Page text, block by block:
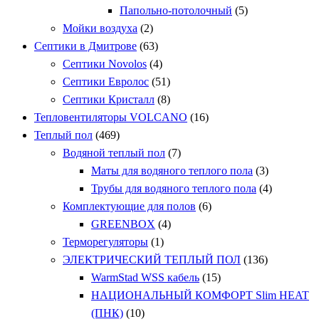
Папольно-потолочный (5)
Мойки воздуха (2)
Септики в Дмитрове (63)
Септики Novolos (4)
Септики Евролос (51)
Септики Кристалл (8)
Тепловентиляторы VOLCANO (16)
Теплый пол (469)
Водяной теплый пол (7)
Маты для водяного теплого пола (3)
Трубы для водяного теплого пола (4)
Комплектующие для полов (6)
GREENBOX (4)
Терморегуляторы (1)
ЭЛЕКТРИЧЕСКИЙ ТЕПЛЫЙ ПОЛ (136)
WarmStad WSS кабель (15)
НАЦИОНАЛЬНЫЙ КОМФОРТ Slim HEAT
(ПНК) (10)